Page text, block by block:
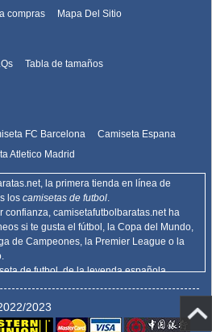
compras Mapa Del Sitio
Tabla de tamaños
FC Barcelona
Camiseta Espana
Atletico Madrid
la primera tienda en línea de
los camisetas de futbol.
confianza, camisetafutbolbaratas.netha
si te gusta el fútbol, la Copa del Mundo,
de Campeones, la Premier League o la
de futbol, de la leyenda española
.
la camiseta de fútbol en los muchos
2023